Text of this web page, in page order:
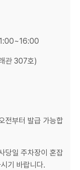
관 307호)
전부터 발급 가능합
당일 주차장이 혼잡
기 바랍니다.